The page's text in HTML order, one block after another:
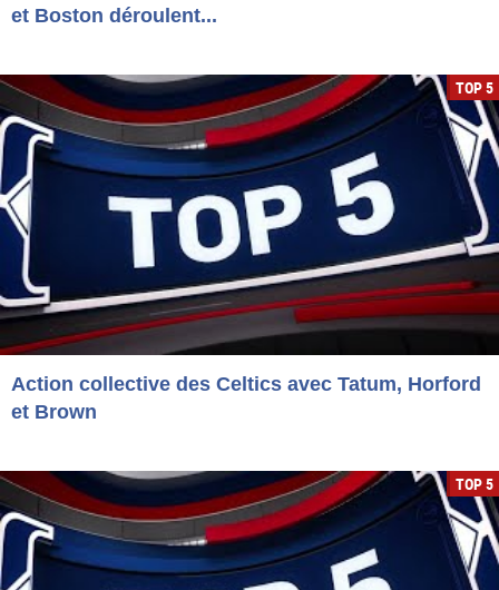
et Boston déroulent...
TOP 5
Action collective des Celtics avec Tatum, Horford
et Brown
TOP 5